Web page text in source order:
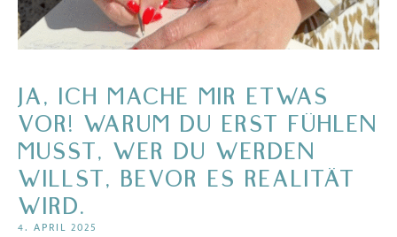
JA, ICH MACHE MIR ETWAS
VOR! WARUM DU ERST FÜHLEN
MUSST, WER DU WERDEN
WILLST, BEVOR ES REALITÄT
WIRD.
4. APRIL 2025